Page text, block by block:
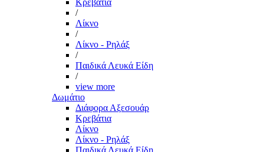
Κρεβάτια
/
Λίκνο
/
Λίκνο - Ρηλάξ
/
Παιδικά Λευκά Είδη
/
view more
Δωμάτιο
Διάφορα Αξεσουάρ
Κρεβάτια
Λίκνο
Λίκνο - Ρηλάξ
Παιδικά Λευκά Είδη